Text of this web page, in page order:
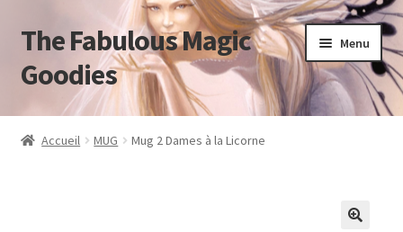
Aller
la
navigation
Aller
au
contenu
The Fabulous Magic
Goodies
Menu
Accueil
Accueil MUG Mug 2 Dames à la Licorne